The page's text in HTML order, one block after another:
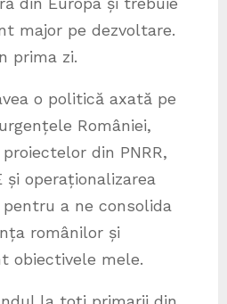
major pe dezvoltare.
prima zi.
o politică axată pe
României,
din PNRR,
și operaționalizarea
a ne consolida
românilor și
obiectivele mele.